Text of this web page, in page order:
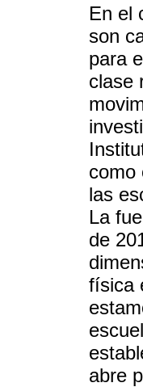
En el
son
para
clase
como
las
La
de
física
abre